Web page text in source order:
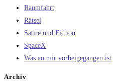
Raumfahrt
Rätsel
Satire und Fiction
SpaceX
Was an mir vorbeigegangen ist
Archiv